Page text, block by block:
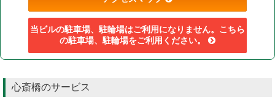
当ビルの駐車場、駐輪場はご利用になりません。 こちら
の駐車場、駐輪場をご利用ください。
心斎橋のサービス